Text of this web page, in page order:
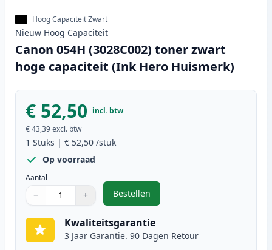
Hoog Capaciteit Zwart
Nieuw Hoog Capaciteit
Canon 054H (3028C002) toner zwart
hoge capaciteit (Ink Hero Huismerk)
€ 52,50 incl. btw
€ 43,39excl. btw
1 Stuks | € 52,50 /stuk
Op voorraad
Aantal
Gebruik de knoppen om aan te passen
− +
1
Bestellen
,Canon 054H (3028C002) toner
Kwaliteitsgarantie
3 Jaar Garantie. 90 Dagen Retour